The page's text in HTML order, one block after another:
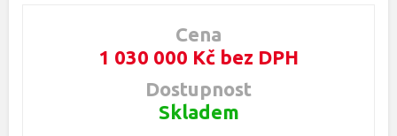
Cena
1 030 000 Kč bez DPH
Dostupnost
Skladem